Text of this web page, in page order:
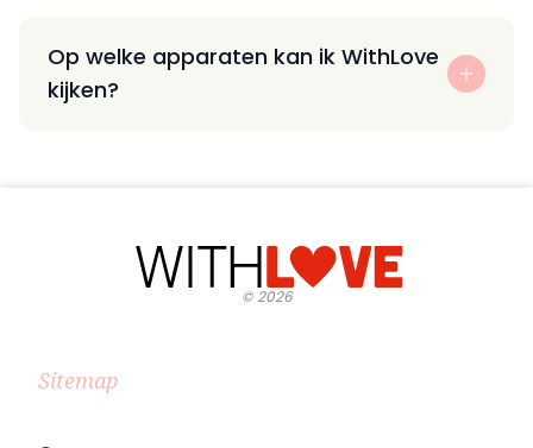
Op welke apparaten kan ik WithLove
kijken?
©2026
Sitemap